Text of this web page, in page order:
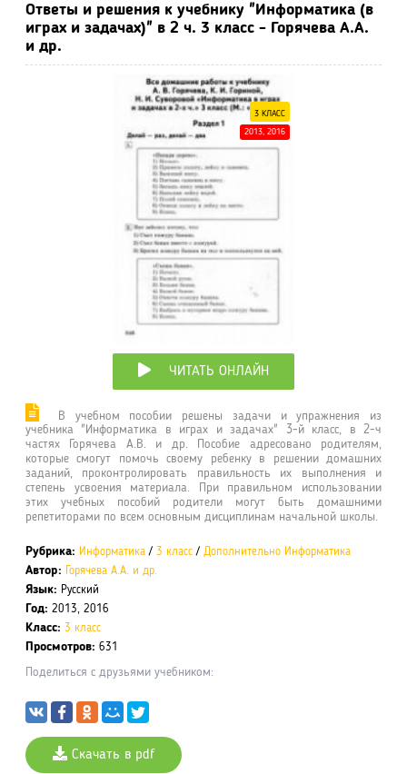
Ответы и решения к учебнику "Информатика (в
играх и задачах)" в 2 ч. 3 класс - Горячева А.А.
и др.
3 КЛАСС
2013, 2016
ЧИТАТЬ ОНЛАЙН
В учебном пособии решены задачи и упражнения из
учебника "Информатика в играх и задачах" 3-й класс, в 2-ч
частях Горячева А.В. и др. Пособие адресовано родителям,
которые смогут помочь своему ребенку в решении домашних
заданий, проконтролировать правильность их выполнения и
степень усвоения материала. При правильном использовании
этих учебных пособий родители могут быть домашними
репетиторами по всем основным дисциплинам начальной школы.
Рубрика: Информатика / 3 класс / Дополнительно Информатика
Автор: Горячева А.А. и др.
Язык: Русский
Год: 2013, 2016
Класс: 3 класс
Просмотров: 631
Поделиться с друзьями учебником:
Скачать в pdf